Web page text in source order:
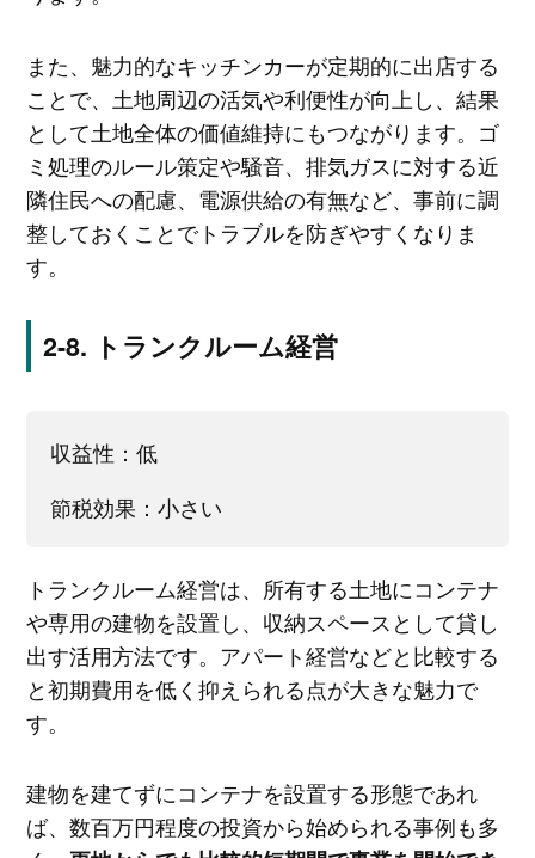
また、魅力的なキッチンカーが定期的に出店する
ことで、土地周辺の活気や利便性が向上し、結果
として土地全体の価値維持にもつながります。ゴ
ミ処理のルール策定や騒音、排気ガスに対する近
隣住民への配慮、電源供給の有無など、事前に調
整しておくことでトラブルを防ぎやすくなりま
す。
トランクルーム経営
収益性：低
節税効果：小さい
トランクルーム経営は、所有する土地にコンテナ
や専用の建物を設置し、収納スペースとして貸し
出す活用方法です。アパート経営などと比較する
と初期費用を低く抑えられる点が大きな魅力で
す。
建物を建てずにコンテナを設置する形態であれ
ば、数百万円程度の投資から始められる事例も多